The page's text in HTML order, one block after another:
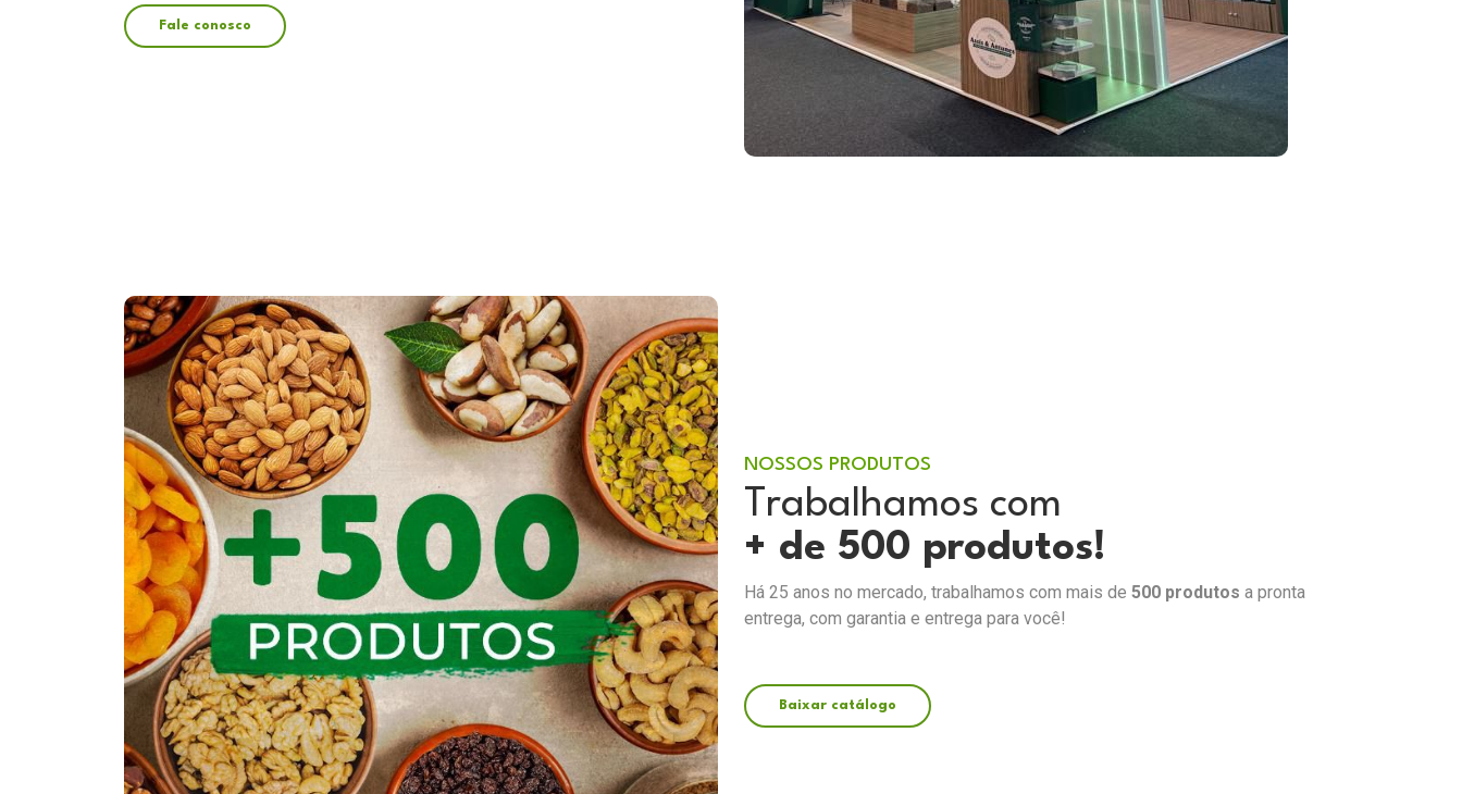
Fale conosco
NOSSOS PRODUTOS
Trabalhamos com
+ de 500 produtos!
Há 25 anos no mercado, trabalhamos com mais de 500 produtos a pronta
entrega, com garantia e entrega para você!
Baixar catálogo